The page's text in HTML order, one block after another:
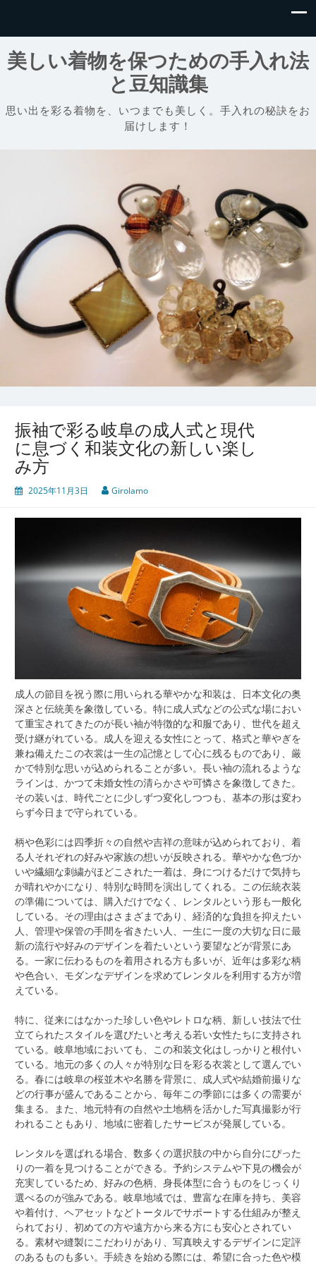
美しい着物を保つための手入れ法
と豆知識集
思い出を彩る着物を、いつまでも美しく。手入れの秘訣をお
届けします！
振袖で彩る岐阜の成人式と現代
に息づく和装文化の新しい楽し
み方
2025年11月3日 Girolamo
成人の節目を祝う際に用いられる華やかな和装は、日本文化の奥
深さと伝統美を象徴している。 特に成人式などの公式な場におい
て重宝されてきたのが長い袖が特徴的な和服であり、世代を超え
受け継がれている。成人を迎える女性にとって、格式と華やぎを
兼ね備えたこの衣裳は一生の記憶として心に残るものであり、厳
かで特別な思いが込められることが多い。長い袖の流れるような
ラインは、かつて未婚女性の清らかさや可憐さを象徴してきた。
その装いは、時代ごとに少しずつ変化しつつも、基本の形は変わ
らず今日まで守られている。
柄や色彩には四季折々の自然や吉祥の意味が込められており、着
る人それぞれの好みや家族の想いが反映される。華やかな色づか
いや繊細な刺繍がほどこされた一着は、身につけるだけで気持ち
が晴れやかになり、特別な時間を演出してくれる。この伝統衣装
の準備については、購入だけでなく、レンタルという形も一般化
している。その理由はさまざまであり、経済的な負担を抑えたい
人、管理や保管の手間を省きたい人、一生に一度の大切な日に最
新の流行や好みのデザインを着たいという要望などが背景にあ
る。一家に伝わるものを着用される方も多いが、近年は多彩な柄
や色合い、モダンなデザインを求めてレンタルを利用する方が増
えている。
特に、従来にはなかった珍しい色やレトロな柄、新しい技法で仕
立てられたスタイルを選びたいと考える若い女性たちに支持され
ている。岐阜地域においても、この和装文化はしっかりと根付い
ている。地元の多くの人々が特別な日を彩る衣裳として選んでい
る。春には岐阜の桜並木や名勝を背景に、成人式や結婚前撮りな
どの行事が盛んであることから、毎年この季節には多くの需要が
集まる。また、地元特有の自然や土地柄を活かした写真撮影が行
われることもあり、地域に密着したサービスが発展している。
レンタルを選ばれる場合、数多くの選択肢の中から自分にぴった
りの一着を見つけることができる。予約システムや下見の機会が
充実しているため、好みの色柄、身長体型に合うものをじっくり
選べるのが強みである。岐阜地域では、豊富な在庫を持ち、美容
や着付け、ヘアセットなどトータルでサポートする仕組みが整え
られており、初めての方や遠方から来る方にも安心とされてい
る。素材や縫製にこだわりがあり、写真映えするデザインに定評
のあるものも多い。手続きを始める際には、希望に合った色や模